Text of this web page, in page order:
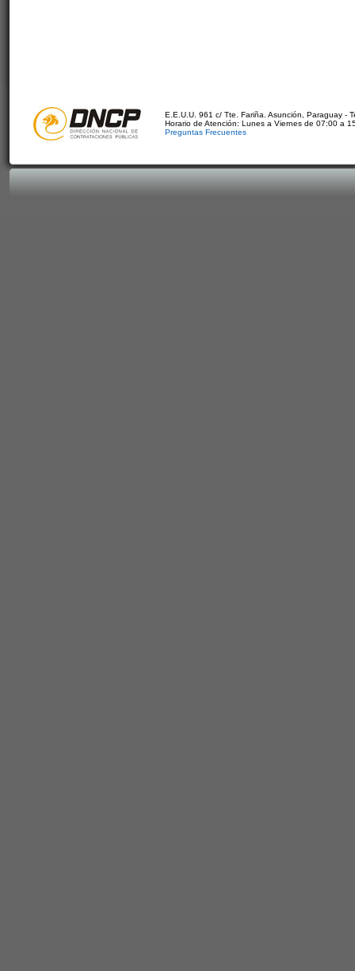
E.E.U.U. 961 c/ Tte. Fariña. Asunción, Paraguay -
Horario de Atención: Lunes a Viernes de 07:00 a
Preguntas Frecuentes